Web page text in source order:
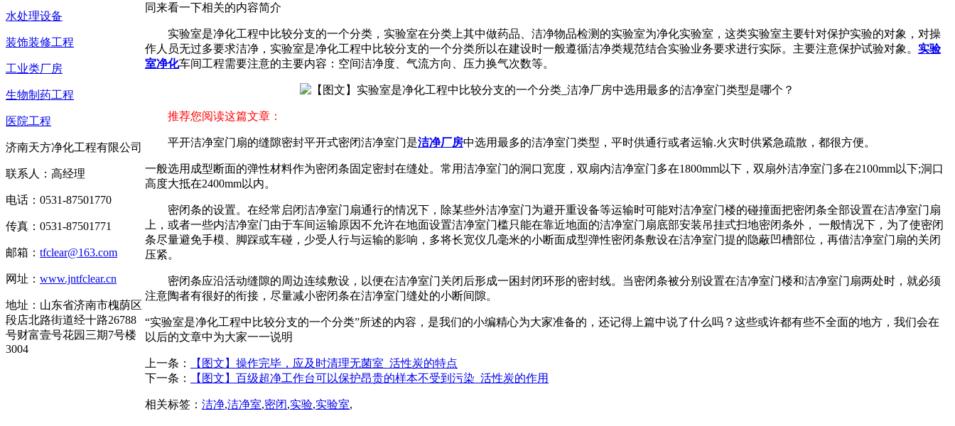
水处理设备
装饰装修工程
工业类厂房
生物制药工程
医院工程
济南天方净化工程有限公司
联系人：高经理
电话：0531-87501770
传真：0531-87501771
邮箱： tfclear@163.com
网址： www.jntfclear.cn
地址：山东省济南市槐荫区
段店北路街道经十路26788
号财富壹号花园三期7号楼
3004
同来看一下相关的内容简介
实验室是净化工程中比较分支的一个分类，实验室在分类上其中做药品、洁净物品检测的实验室为净化实验室，这类实验室主要针对保护实验的对象，对操
作人员无过多要求洁净，实验室是净化工程中比较分支的一个分类所以在建设时一般遵循洁净类规范结合实验业务要求进行实际。主要注意保护试验对象。 实验
室净化车间工程需要注意的主要内容：空间洁净度、气流方向、压力换气次数等。
推荐您阅读这篇文章：
平开洁净室门扇的缝隙密封平开式密闭洁净室门是洁净厂房中选用最多的洁净室门类型，平时供通行或者运输.火灾时供紧急疏散，都很方便。
一般选用成型断面的弹性材料作为密闭条固定密封在缝处。常用洁净室门的洞口宽度，双扇内洁净室门多在1800mm以下，双扇外洁净室门多在2100mm以下;洞口
高度大抵在2400mm以内。
密闭条的设置。在经常启闭洁净室门扇通行的情况下，除某些外洁净室门为避开重设备等运输时可能对洁净室门楼的碰撞面把密闭条全部设置在洁净室门扇
上，或者一些内洁净室门由于车间运输原因不允许在地面设置洁净室门槛只能在靠近地面的洁净室门扇底部安装吊挂式扫地密闭条外， 一般情况下，为了使密闭
条尽量避免手模、脚踩或车碰，少受人行与运输的影响，多将长宽仪几毫米的小断面成型弹性密闭条敷设在洁净室门提的隐蔽凹槽部位，再借洁净室门扇的关闭
压紧。
密闭条应沿活动缝隙的周边连续敷设，以便在洁净室门关闭后形成一困封闭环形的密封线。当密闭条被分别设置在洁净室门楼和洁净室门扇两处时，就必须
注意陶者有很好的衔接，尽量减小密闭条在洁净室门缝处的小断间隙。
“实验室是净化工程中比较分支的一个分类”所述的内容，是我们的小编精心为大家准备的，还记得上篇中说了什么吗？这些或许都有些不全面的地方，我们会在
以后的文章中为大家一一说明
上一条：
【图文】操作完毕，应及时清理无菌室_活性炭的特点
下一条：
【图文】百级超净工作台可以保护昂贵的样本不受到污染_活性炭的作用
相关标签： 洁净,洁净室,密闭,实验,实验室,